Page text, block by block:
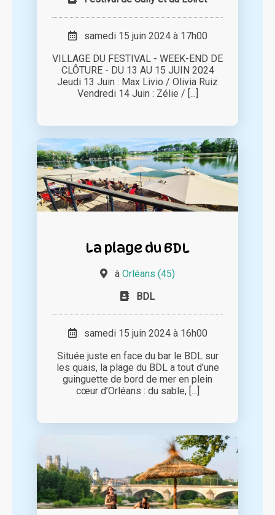
samedi 15 juin 2024 à 17h00
VILLAGE DU FESTIVAL - WEEK-END DE
CLÔTURE - DU 13 AU 15 JUIN 2024
Jeudi 13 Juin : Max Livio / Olivia Ruiz
Vendredi 14 Juin : Zélie / [...]
La plage du BDL
à Orléans (45)
BDL
samedi 15 juin 2024 à 16h00
Située juste en face du bar le BDL sur
les quais, la plage du BDL a tout d’une
guinguette de bord de mer en plein
cœur d’Orléans : du sable, [...]